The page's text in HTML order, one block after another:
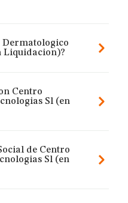
Dermatologico
Liquidacion)?
Centro
Sl (en
de Centro
Sl (en